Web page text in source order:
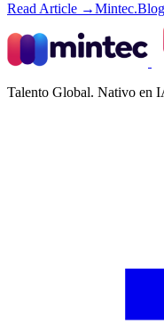
Read Article →Mintec.Blog
Talento Global. Nativo en